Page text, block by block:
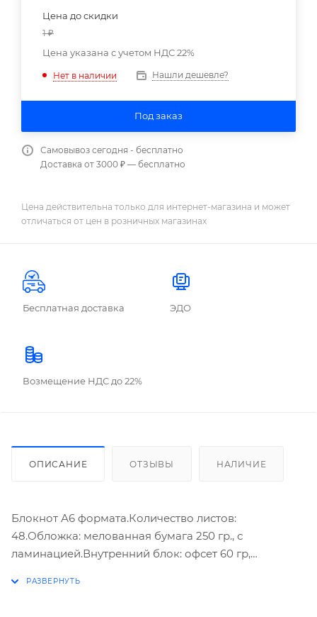
Цена до скидки
1₽
Цена указана с учетом НДС 22%
Нет в наличии Нашли дешевле?
Под заказ
Самовывоз сегодня - бесплатно
Доставка от 3000 ₽ — бесплатно
Цена действительна только для интернет-магазина и может
отличаться от цен в розничных магазинах
Бесплатная доставка ЭДО
Возмещение НДС до 22%
ОПИСАНИЕ ОТЗЫВЫ НАЛИЧИЕ
Блокнот А6 формата.Количество листов:
48.Обложка: мелованная бумага 250 гр., с
ламинацией.Внутренний блок: офсет 60 гр,